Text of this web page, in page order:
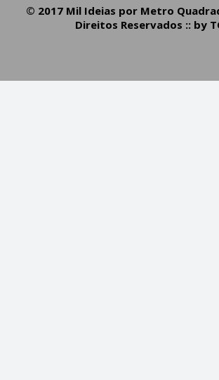
© 2017 Mil Ideias por Metro
Direitos Reservados :: by